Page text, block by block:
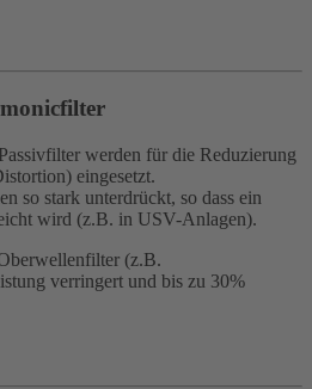
werden für die Reduzierung
eingesetzt.
so stark unterdrückt, so dass ein
wird (z.B. in USV-Anlagen).
(z.B.
verringert und bis zu 30%